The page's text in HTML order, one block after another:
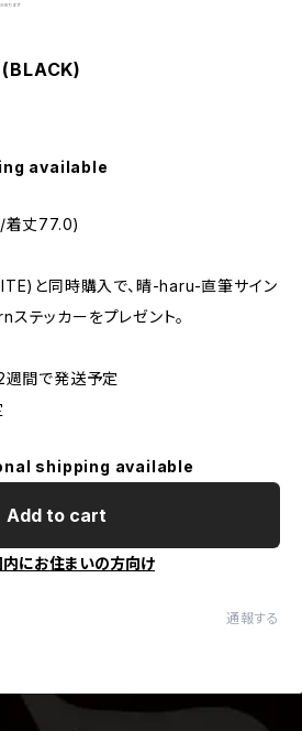
available
着丈77.0)
と同時購入で、晴-haru-直筆サイン
テッカーをプレゼント。
間で発送予定
shipping available
Add to cart
内にお住まいの方向け
通報する